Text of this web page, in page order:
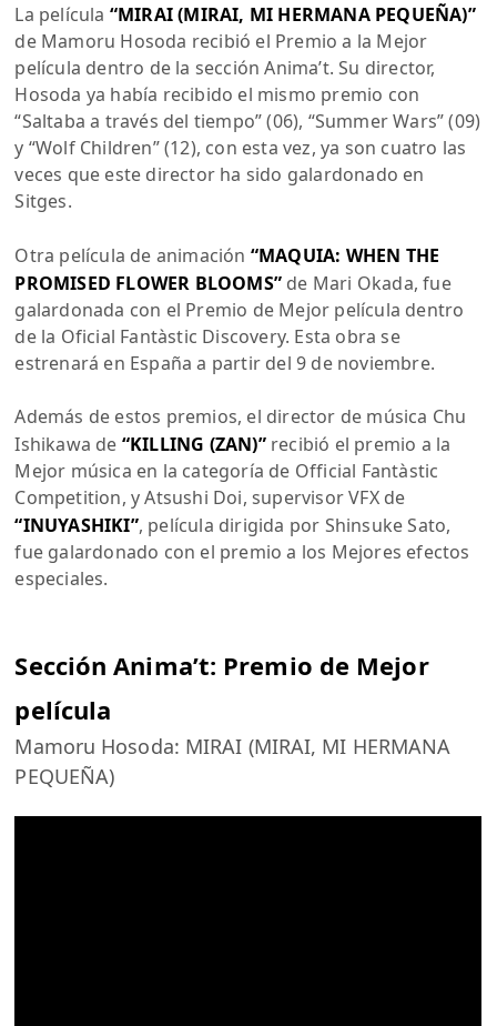
La película “MIRAI (MIRAI, MI HERMANA PEQUEÑA)”
de Mamoru Hosoda recibió el Premio a la Mejor
película dentro de la sección Anima’t. Su director,
Hosoda ya había recibido el mismo premio con
“Saltaba a través del tiempo” (06), “Summer Wars” (09)
y “Wolf Children” (12), con esta vez, ya son cuatro las
veces que este director ha sido galardonado en
Sitges.
Otra película de animación “MAQUIA: WHEN THE
PROMISED FLOWER BLOOMS” de Mari Okada, fue
galardonada con el Premio de Mejor película dentro
de la Oficial Fantàstic Discovery. Esta obra se
estrenará en España a partir del 9 de noviembre.
Además de estos premios, el director de música Chu
Ishikawa de “KILLING (ZAN)”recibió el premio a la
Mejor música en la categoría de Official Fantàstic
Competition, y Atsushi Doi, supervisor VFX de
“INUYASHIKI”, película dirigida por Shinsuke Sato,
fue galardonado con el premio a los Mejores efectos
especiales.
Sección Anima’t: Premio de Mejor
película
Mamoru Hosoda: MIRAI (MIRAI, MI HERMANA
PEQUEÑA)